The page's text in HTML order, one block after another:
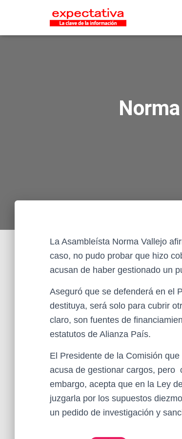
La Asambleísta Norma Vallejo
caso, no pudo probar que hizo
acusan de haber gestionado un
Aseguró que se defenderá en el
destituya, será solo para cubrir
claro, son fuentes de
estatutos de Alianza País.
El Presidente de la Comisión
acusa de gestionar cargos, pero
embargo, acepta que en la Ley
juzgarla por los supuestos
un pedido de investigación y